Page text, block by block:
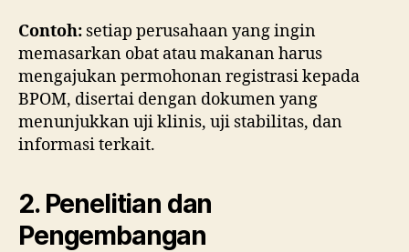
Contoh: setiap perusahaan yang ingin
memasarkan obat atau makanan harus
mengajukan permohonan registrasi kepada
BPOM, disertai dengan dokumen yang
menunjukkan uji klinis, uji stabilitas, dan
informasi terkait.
2. Penelitian dan
Pengembangan